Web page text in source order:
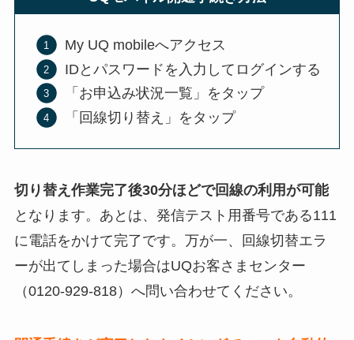
My UQ mobileへアクセス
IDとパスワードを入力してログインする
「お申込み状況一覧」をタップ
「回線切り替え」をタップ
切り替え作業完了後30分ほどで回線の利用が可能
となります。あとは、発信テスト用番号である111
に電話をかけて完了です。万が一、回線切替エラ
ーが出てしまった場合はUQお客さまセンター
（0120-929-818）へ問い合わせてください。